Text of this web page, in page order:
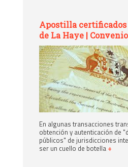
Apostilla certificados
de La Haye |
En algunas transacciones
obtención y autenticación de
públicos" de jurisdicciones
ser un cuello de botella +